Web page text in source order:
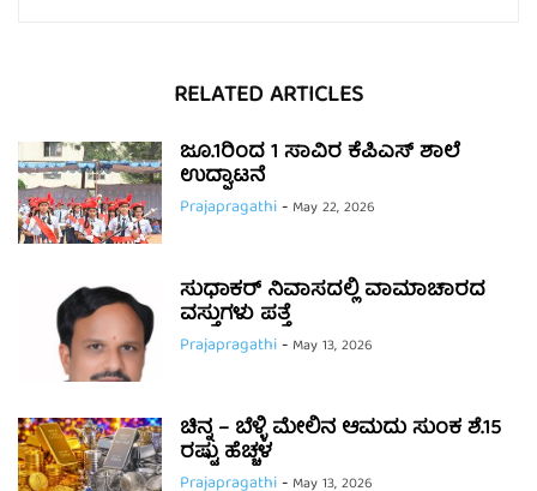
RELATED ARTICLES
ಜೂ.1ರಿಂದ 1 ಸಾವಿರ ಕೆಪಿಎಸ್ ಶಾಲೆ
ಉದ್ಘಾಟನೆ
Prajapragathi- May 22, 2026
ಸುಧಾಕರ್ ನಿವಾಸದಲ್ಲಿ ವಾಮಾಚಾರದ
ವಸ್ತುಗಳು ಪತ್ತೆ
Prajapragathi- May 13, 2026
ಚಿನ್ನ – ಬೆಳ್ಳಿ ಮೇಲಿನ ಆಮದು ಸುಂಕ ಶೆ.15
ರಷ್ಟು ಹೆಚ್ಚಳ
Prajapragathi- May 13, 2026